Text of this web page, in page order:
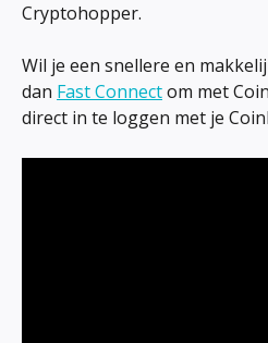
Cryptohopper.
Wil je een snellere en
dan Fast Connect om met
direct in te loggen met je